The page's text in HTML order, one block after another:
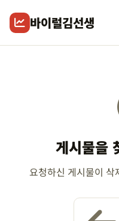
바이럴김선생
게시물을
요청하신 게시물이